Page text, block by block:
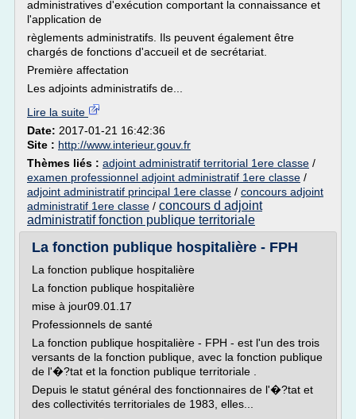
administratives d'exécution comportant la connaissance et
l'application de
règlements administratifs. Ils peuvent également être
chargés de fonctions d'accueil et de secrétariat.
Première affectation
Les adjoints administratifs de...
Lire la suite
Date: 2017-01-21 16:42:36
Site : http://www.interieur.gouv.fr
Thèmes liés : adjoint administratif territorial 1ere classe /
examen professionnel adjoint administratif 1ere classe /
adjoint administratif principal 1ere classe / concours adjoint
administratif 1ere classe / concours d adjoint
administratif fonction publique territoriale
La fonction publique hospitalière - FPH
La fonction publique hospitalière
La fonction publique hospitalière
mise à jour09.01.17
Professionnels de santé
La fonction publique hospitalière - FPH - est l'un des trois
versants de la fonction publique, avec la fonction publique
de l'�?tat et la fonction publique territoriale .
Depuis le statut général des fonctionnaires de l'�?tat et
des collectivités territoriales de 1983, elles...